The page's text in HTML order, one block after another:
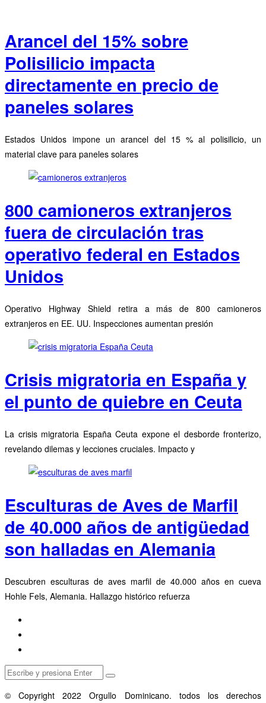
Arancel del 15% sobre
Polisilicio impacta
directamente en precio de
paneles solares
Estados Unidos impone un arancel del 15 % al polisilicio, un
material clave para paneles solares
800 camioneros extranjeros
fuera de circulación tras
operativo federal en Estados
Unidos
Operativo Highway Shield retira a más de 800 camioneros
extranjeros en EE. UU. Inspecciones aumentan presión
Crisis migratoria en España y
el punto de quiebre en Ceuta
La crisis migratoria España Ceuta expone el desborde fronterizo,
revelando dilemas y lecciones cruciales. Impacto y
Esculturas de Aves de Marfil
de 40.000 años de antigüedad
son halladas en Alemania
Descubren esculturas de aves marfil de 40.000 años en cueva
Hohle Fels, Alemania. Hallazgo histórico refuerza
© Copyright 2022 Orgullo Dominicano. todos los derechos